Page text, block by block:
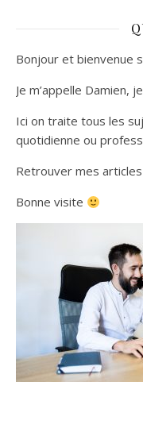
Bonjour et bienvenue
Je m’appelle Damien,
Ici on traite tous les
quotidienne ou
Retrouver mes
Bonne visite